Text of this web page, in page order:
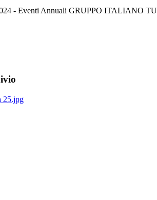
- Eventi Annuali GRUPPO ITALIANO